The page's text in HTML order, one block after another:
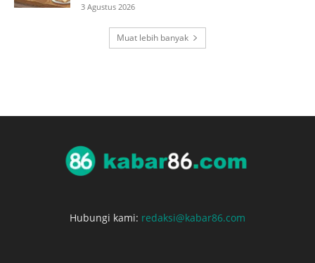
3 Agustus 2026
Muat lebih banyak
Hubungi kami: redaksi@kabar86.com